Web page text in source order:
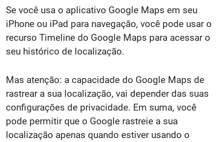
Se você usa o aplicativo Google Maps em seu
iPhone ou iPad para navegação, você pode usar o
recurso Timeline do Google Maps para acessar o
seu histórico de localização.
Mas atenção: a capacidade do Google Maps de
rastrear a sua localização, vai depender das suas
configurações de privacidade. Em suma, você
pode permitir que o Google rastreie a sua
localização apenas quando estiver usando o